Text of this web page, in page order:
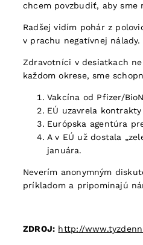
chcem povzbudiť, aby sme
Radšej vidím pohár z
v prachu negatívnej
Zdravotníci v desiatkach
každom okrese, sme
Vakcína od Pfizer/
EÚ uzavrela
Európska agentúra
A v EÚ už dostala
januára.
Neverím anonymným
príkladom a pripomínajú
ZDROJ: http://